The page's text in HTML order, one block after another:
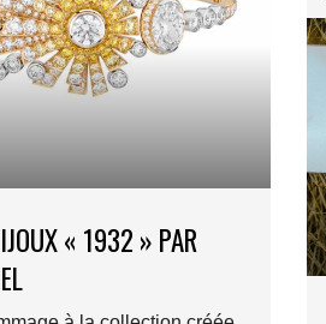
« 1932 » PAR